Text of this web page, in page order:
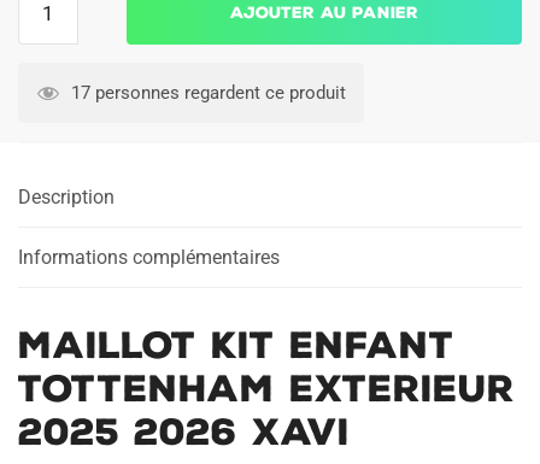
2025
Xavi
Ajouter au panier
17 personnes regardent ce produit
Description
Informations complémentaires
Maillot Kit Enfant
Tottenham Exterieur
2025 2026 Xavi